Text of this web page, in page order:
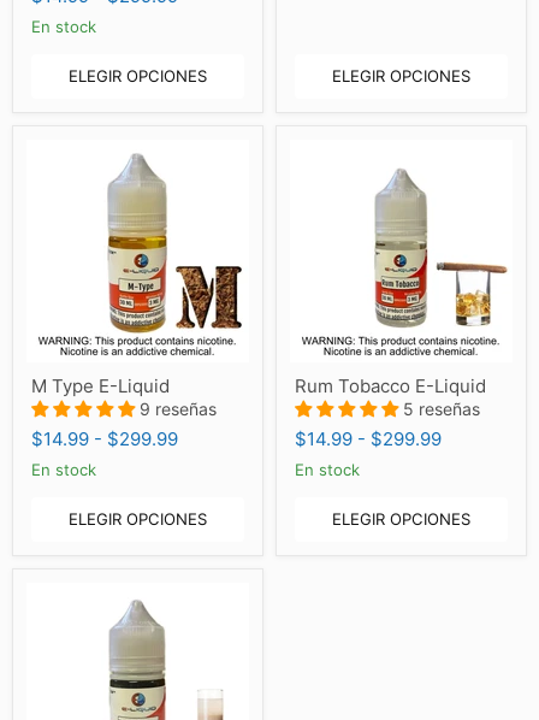
En stock
ELEGIR OPCIONES ELEGIR OPCIONES
Type
E-
Liquid
M Type E-Liquid
9 reseñas
$14.99 - $299.99
En stock
ELEGIR OPCIONES
Tobacco
E-
Liquid
Rum Tobacco E-Liquid
5 reseñas
$14.99 - $299.99
En stock
ELEGIR OPCIONES